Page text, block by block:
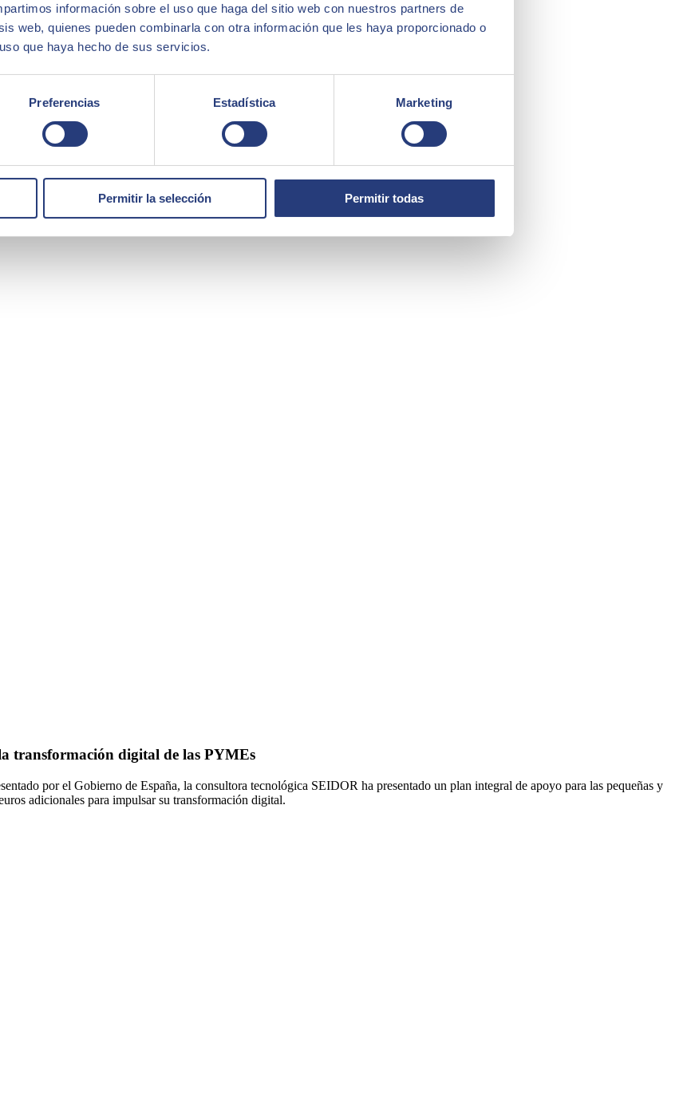
información sobre el uso que haga del sitio web con nuestros partners de
web, quienes pueden combinarla con otra información que les haya proporcionado o
que haya hecho de sus servicios.
Preferencias Estadística Marketing
Permitir la selección Permitir todas
transformación digital de las PYMEs
por el Gobierno de España, la consultora tecnológica SEIDOR ha presentado un plan integral de apoyo para las pequeñas y
adicionales para impulsar su transformación digital.